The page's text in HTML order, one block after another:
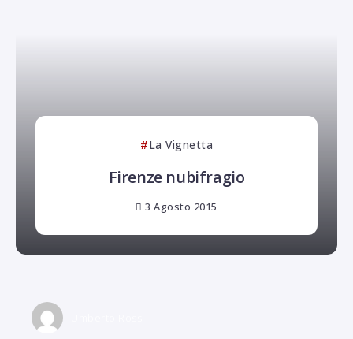
La Vignetta
Firenze nubifragio
3 Agosto 2015